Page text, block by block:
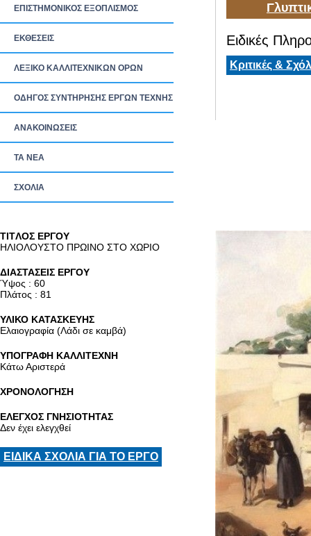
ΕΠΙΣΤΗΜΟΝΙΚΟΣ ΕΞΟΠΛΙΣΜΟΣ
ΕΚΘΕΣΕΙΣ
ΛΕΞΙΚΟ ΚΑΛΛΙΤΕΧΝΙΚΩΝ ΟΡΩΝ
ΟΔΗΓΟΣ ΣΥΝΤΗΡΗΣΗΣ ΕΡΓΩΝ ΤΕΧΝΗΣ
ΑΝΑΚΟΙΝΩΣΕΙΣ
ΤΑ ΝEΑ
ΣΧΟΛΙΑ
Ειδικές
Κριτικές &
TITΛΟΣ ΕΡΓΟΥ
ΗΛΙΟΛΟΥΣΤΟ ΠΡΩΙΝΟ ΣΤΟ ΧΩΡΙΟ
ΔΙΑΣΤΑΣΕΙΣ ΕΡΓΟΥ
Ύψος : 60
Πλάτος : 81
ΥΛΙΚΟ ΚΑΤΑΣΚΕΥΗΣ
Ελαιογραφία (Λάδι σε καμβά)
ΥΠΟΓΡΑΦΗ ΚΑΛΛΙΤΕΧΝΗ
Κάτω Αριστερά
ΧΡΟΝΟΛΟΓΗΣΗ
ΕΛΕΓΧΟΣ ΓΝΗΣΙΟΤΗΤΑΣ
Δεν έχει ελεγχθεί
ΕΙΔΙΚΑ ΣΧΟΛΙΑ ΓΙΑ ΤΟ ΕΡΓΟ